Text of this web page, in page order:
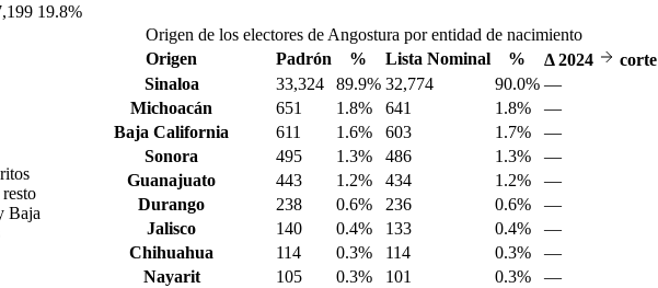
19.8%
Baja
Origen de los electores de Angostura por entidad de nacimiento
Origen
Padrón % Lista Nominal % Δ2024
corte
Sinaloa
33,324 89.9% 32,774 90.0% —
Michoacán
651 1.8% 641 1.8%
—
Baja California
611 1.6% 603 1.7%
—
Sonora
495 1.3% 486 1.3%
—
Guanajuato
443 1.2% 434 1.2%
—
Durango
238 0.6% 236 0.6%
—
Jalisco
140 0.4% 133 0.4%
—
Chihuahua
114 0.3% 114 0.3%
—
Nayarit
105 0.3% 101 0.3%
—